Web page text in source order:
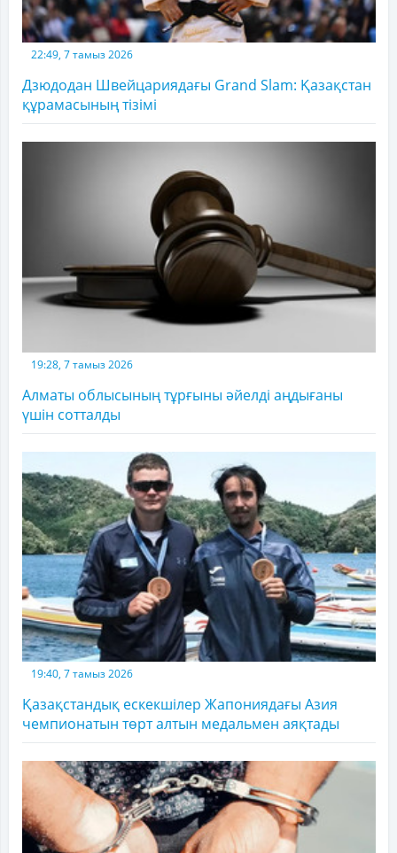
22:49, 7 тамыз 2026
Дзюдодан Швейцариядағы Grand Slam: Қазақстан
құрамасының тізімі
19:28, 7 тамыз 2026
Алматы облысының тұрғыны әйелді аңдығаны
үшін сотталды
19:40, 7 тамыз 2026
Қазақстандық ескекшілер Жапониядағы Азия
чемпионатын төрт алтын медальмен аяқтады